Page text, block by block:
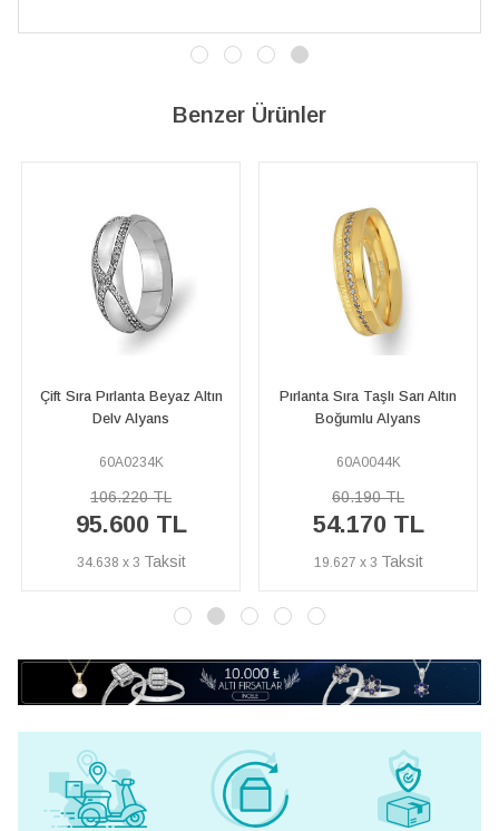
Benzer Ürünler
Pırlanta Sıra Taşlı Sarı Altın
Boğumlu Alyans
60A0044K
60.190 TL
54.170 TL
19.627 x 3
Sarı ve Beyaz Altın Ugarit
Alyans
60A0190K
26.460 TL
23.810 TL
8.627 x 3